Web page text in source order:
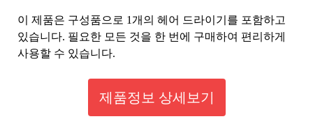
이 제품은 구성품으로 1개의 헤어 드라이기를 포함하고
있습니다. 필요한 모든 것을 한 번에 구매하여 편리하게
사용할 수 있습니다.
제품정보 상세보기